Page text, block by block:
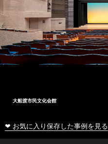
大船渡市民文化会館
❤ お気に入り保存した事例を見る